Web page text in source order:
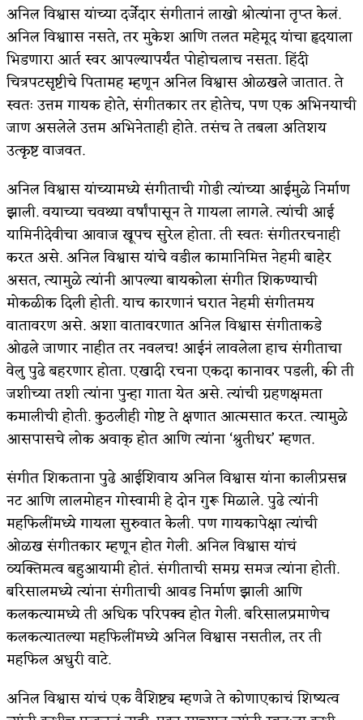
कसं हुईन तं हू माय…
काळजाचे प्रेत
चमकदार चांदी
आदिवासींचा डॉक्टर, समाजसेवेचा ध्यास : डॉ. राहुल
डेंग्यू: ताप उतरला म्हणजे धोका टळला असे नाही!
४ जुलै – इतिहासात घडलेल्या महत्त्वाच्या घटना
सुवर्ण – झळाळी
‘अर्थ’पूर्ण हास्य
अष्टपैलू : खंडू रांगणेकर
अपूर्ण कथा
बुडीच खटलं – संयुक्त कुटुंब का गरजेचं?
अनिल विश्वास यांच्या दर्जेदार संगीतानं लाखो श्रोत्यांना तृप्त केलं.
अनिल विश्वाास नसते, तर मुकेश आणि तलत महेमूद यांचा हृदयाला
भिडणारा आर्त स्वर आपल्यापर्यंत पोहोचलाच नसता. हिंदी
चित्रपटसृष्टीचे पितामह म्हणून अनिल विश्वास ओळखले जातात. ते
स्वतः उत्तम गायक होते, संगीतकार तर होतेच, पण एक अभिनयाची
जाण असलेले उत्तम अभिनेताही होते. तसंच ते तबला अतिशय
उत्कृष्ट वाजवत.
अनिल विश्वास यांच्यामध्ये संगीताची गोडी त्यांच्या आईमुळे निर्माण
झाली. वयाच्या चवथ्या वर्षांपासून ते गायला लागले. त्यांची आई
यामिनीदेवीचा आवाज खूपच सुरेल होता. ती स्वतः संगीतरचनाही
करत असे. अनिल विश्वास यांचे वडील कामानिमित्त नेहमी बाहेर
असत, त्यामुळे त्यांनी आपल्या बायकोला संगीत शिकण्याची
मोकळीक दिली होती. याच कारणानं घरात नेहमी संगीतमय
वातावरण असे. अशा वातावरणात अनिल विश्वास संगीताकडे
ओढले जाणार नाहीत तर नवलच! आईनं लावलेला हाच संगीताचा
वेलु पुढे बहरणार होता. एखादी रचना एकदा कानावर पडली, की ती
जशीच्या तशी त्यांना पुन्हा गाता येत असे. त्यांची ग्रहणक्षमता
कमालीची होती. कुठलीही गोष्ट ते क्षणात आत्मसात करत. त्यामुळे
आसपासचे लोक अवाक् होत आणि त्यांना ‘श्रुतीधर’ म्हणत.
संगीत शिकताना पुढे आईशिवाय अनिल विश्वास यांना कालीप्रसन्न
नट आणि लालमोहन गोस्वामी हे दोन गुरू मिळाले. पुढे त्यांनी
महफिलींमध्ये गायला सुरुवात केली. पण गायकापेक्षा त्यांची
ओळख संगीतकार म्हणून होत गेली. अनिल विश्वास यांचं
व्यक्तिमत्व बहुआयामी होतं. संगीताची समग्र समज त्यांना होती.
बरिसालमध्ये त्यांना संगीताची आवड निर्माण झाली आणि
कलकत्यामध्ये ती अधिक परिपक्व होत गेली. बरिसालप्रमाणेच
कलकत्यातल्या महफिलींमध्ये अनिल विश्वास नसतील, तर ती
महफिल अधुरी वाटे.
अनिल विश्वास यांचं एक वैशिष्ट्य म्हणजे ते कोणाएकाचं शिष्यत्व